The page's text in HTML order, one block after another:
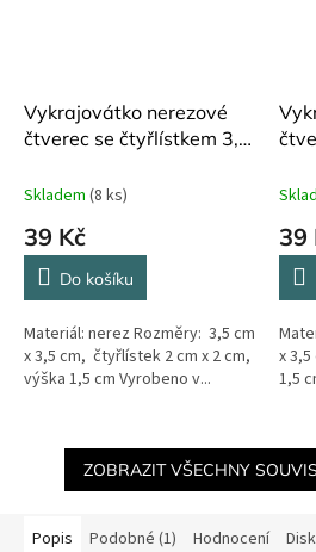
Vykrajovátko nerezové
čtverec se čtyřlístkem 3,5
Skladem (8 ks)
39 Kč
Do košíku
Materiál: nerez Rozměry: 3,5 cm
x 3,5 cm, čtyřlístek 2 cm x 2 cm,
výška 1,5 cm Vyrobeno v...
39
x
1,5
ZOBRAZIT VŠECHNY
Popis Podobné (1) Hodnocení